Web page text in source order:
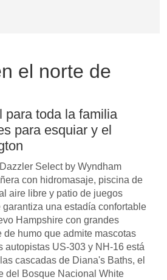
el norte de
para toda la familia
para esquiar y el
Select by Wyndham
con hidromasaje, piscina de
aire libre y patio de juegos
una estadía confortable
Hampshire con grandes
de humo que admite mascotas
autopistas US-303 y NH-16 está
cascadas de Diana's Baths, el
del Bosque Nacional White